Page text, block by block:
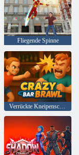
Fliegende Spinne
Verrückte Kneipenschlägerei